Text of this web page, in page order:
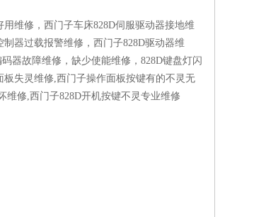
用维修，西门子车床828D伺服驱动器接地维
器过载报警维修，西门子828D驱动器维
器故障维修，缺少使能维修，828D键盘灯闪
板失灵维修,西门子操作面板按键有的不灵无
维修,西门子828D开机按键不灵专业维修